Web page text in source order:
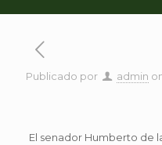
Publicado por admin
El senador Humberto de